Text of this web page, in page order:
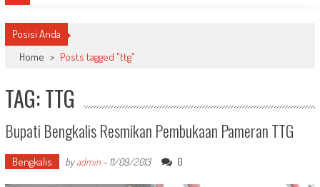
Posisi Anda
Home > Posts tagged "ttg"
TAG: TTG
Bupati Bengkalis Resmikan Pembukaan Pameran TTG
Bengkalis byadmin- 11/09/2013 0